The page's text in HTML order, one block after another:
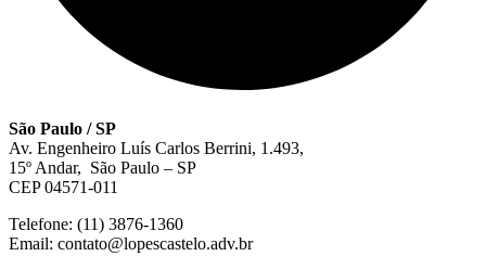
São Paulo / SP
Av. Engenheiro Luís Carlos Berrini, 1.493,
15º Andar, São Paulo – SP
CEP 04571-011
Telefone: (11) 3876-1360
Email: contato@lopescastelo.adv.br